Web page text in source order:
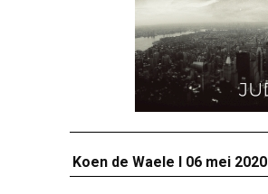
Koen de Waele I 06 mei 2020